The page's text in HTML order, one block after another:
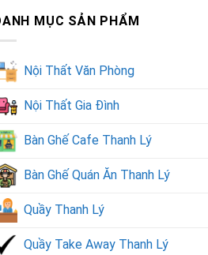
MỤC SẢN PHẨM
Nội Thất Văn Phòng
Nội Thất Gia Đình
Bàn Ghế Cafe Thanh Lý
Bàn Ghế Quán Ăn Thanh Lý
Quầy Thanh Lý
Quầy Take Away Thanh Lý